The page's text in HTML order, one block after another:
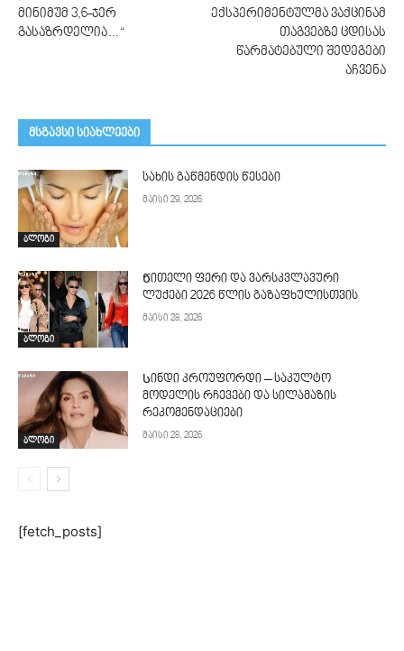
მინიმუმ 3,6-ჯერ
გასაზრდელია…“
ექსპერიმენტულმა ვაქცინამ
თაგვებზე ცდისას
წარმატებული შედეგები
აჩვენა
მსგავსი სიახლეები
ბლოგი
სახის გაწმენდის წესები
მაისი 29, 2026
ბლოგი
Წითელი ფერი და ვარსკვლავური
ლუქები 2026 წლის გაზაფხულისთვის
მაისი 28, 2026
ბლოგი
Სინდი კროუფორდი – საკულტო
მოდელის რჩევები და სილამაზის
რეკომენდაციები
მაისი 28, 2026
[fetch_posts]